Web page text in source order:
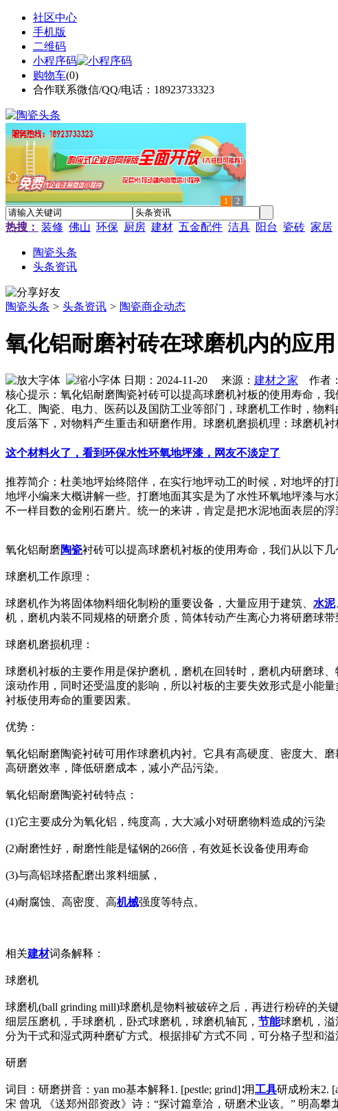
社区中心
手机版
二维码
小程序码
购物车(0)
合作联系微信/QQ/电话：18923733323
1 2
热搜： 装修 佛山 环保 厨房 建材 五金配件 洁具 阳台 瓷砖 家居
陶瓷头条
头条资讯
陶瓷头条 > 头条资讯 > 陶瓷商企动态
氧化铝耐磨衬砖在球磨机内的应用
日期：2024-11-20 来源： 建材之家 作者
核心提示：氧化铝耐磨陶瓷衬砖可以提高球磨机衬板的使用寿命，
化工、陶瓷、电力、医药以及国防工业等部门，球磨机工作时，物
度后落下，对物料产生重击和研磨作用。球磨机磨损机理：球磨机
这个材料火了，看到环保水性环氧地坪漆，网友不淡定了
推荐简介：杜美地坪始终陪伴，在实行地坪动工的时候，对地坪的
地坪小编来大概讲解一些。打磨地面其实是为了水性环氧地坪漆与
不一样目数的金刚石磨片。统一的来讲，肯定是把水泥地面表层的浮
氧化铝耐磨陶瓷衬砖可以提高球磨机衬板的使用寿命，我们从以下几
球磨机工作原理：
球磨机作为将固体物料细化制粉的重要设备，大量应用于建筑、 水泥
机，磨机内装不同规格的研磨介质，筒体转动产生离心力将研磨球
球磨机磨损机理：
球磨机衬板的主要作用是保护磨机，磨机在回转时，磨机内研磨球
滚动作用，同时还受温度的影响，所以衬板的主要失效形式是小能
衬板使用寿命的重要因素。
优势：
氧化铝耐磨陶瓷衬砖可用作球磨机内衬。它具有高硬度、密度大、
高研磨效率，降低研磨成本，减小产品污染。
氧化铝耐磨陶瓷衬砖特点：
(1)它主要成分为氧化铝，纯度高，大大减小对研磨物料造成的污染
(2)耐磨性好，耐磨性能是锰钢的266倍，有效延长设备使用寿命
(3)与高铝球搭配磨出浆料细腻，
(4)耐腐蚀、高密度、高机械强度等特点。
相关建材词条解释：
球磨机
球磨机(ball grinding mill)球磨机是物料被破碎之后，再进行粉碎的
细层压磨机，手球磨机，卧式球磨机，球磨机轴瓦， 节能球磨机，
分为干式和湿式两种磨矿方式。根据排矿方式不同，可分格子型和
研磨
词目：研磨拼音：yan mo基本解释1. [pestle; grind]∶用工具研成粉末2.
宋 曾巩 《送郑州邵资政》诗：“探讨篇章洽，研磨术业该。” 明高